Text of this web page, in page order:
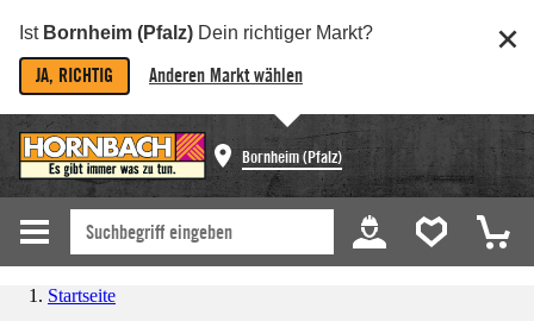
Ist Bornheim (Pfalz) Dein richtiger Markt?
JA, RICHTIG Anderen Markt wählen
Bornheim (Pfalz)
Startseite